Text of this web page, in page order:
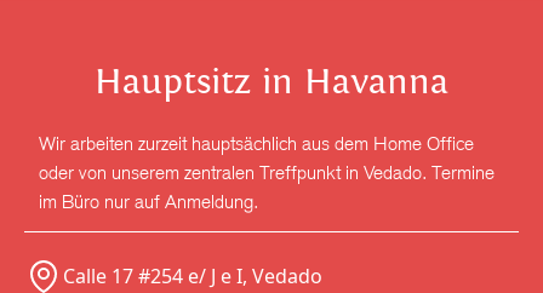
Hauptsitz in Havanna
Wir arbeiten zurzeit hauptsächlich aus dem Home Office
oder von unserem zentralen Treffpunkt in Vedado. Termine
im Büro nur auf Anmeldung.
Calle 17 #254 e/ J e I, Vedado